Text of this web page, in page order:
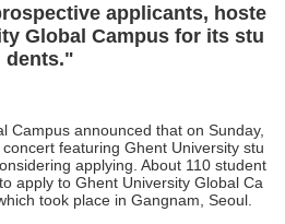
applicants, hoste
Global Campus for its stu
dents."
Campus announced that on Sunday,
featuring Ghent University stu
applying. About 110 student
apply to Ghent University Global Ca
took place in Gangnam, Seoul.